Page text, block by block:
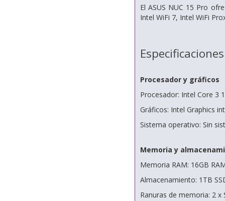
El ASUS NUC 15 Pro
Intel WiFi 7, Intel WiFi
Especificaciones
Procesador y gráficos
Procesador: Intel Core 3
Gráficos: Intel Graphics
Sistema operativo: Sin
Memoria y
Memoria RAM: 16GB
Almacenamiento: 1TB
Ranuras de memoria: 2 x